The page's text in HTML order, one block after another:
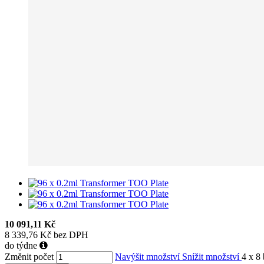
10 091,11 Kč
8 339,76 Kč bez DPH
do týdne
Změnit počet
Navýšit množství Snížit množství4 x 8